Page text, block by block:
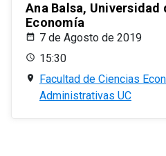
Ana Balsa,
Economía
7 de Agosto de 2019
15:30
Facultad de Ciencias
Administrativas UC